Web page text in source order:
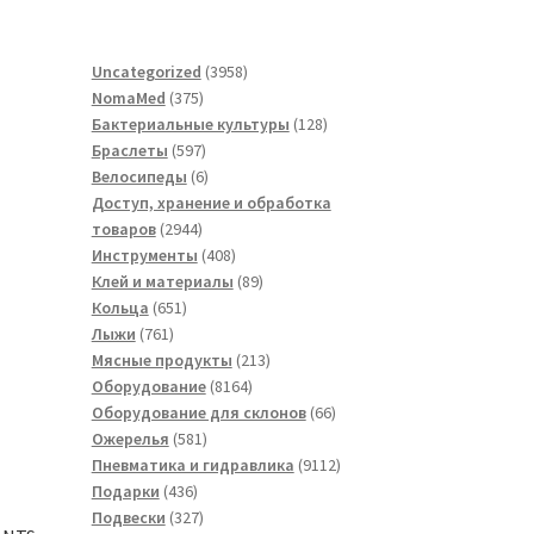
Uncategorized 39583958
NomaMed 375375
товаров
Бактериальные культуры 128128
Браслеты 597597
товаров
Велосипеды 66
товаров
Доступ, хранение и обработка
товаров 29442944
товара
Инструменты 408408
товаров
Клей и материалы 8989
Кольца 651651
Лыжи 761761
товар
Мясные продукты 213213
Оборудование 81648164
товара
Оборудование для склонов 6666
Ожерелья 581581
товар
Пневматика и гидравлика 91129112
Подарки 436436
товаров
Подвески 327327